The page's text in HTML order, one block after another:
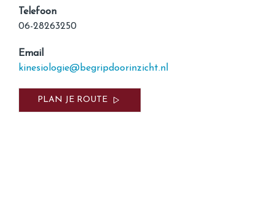
Telefoon
06-28263250
Email
kinesiologie@begripdoorinzicht.nl
PLAN JE ROUTE